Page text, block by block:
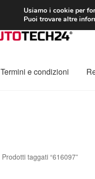
Termini e condizioni
Prodotti taggati “616097”
Usiamo i cookie per
Puoi trovare altre